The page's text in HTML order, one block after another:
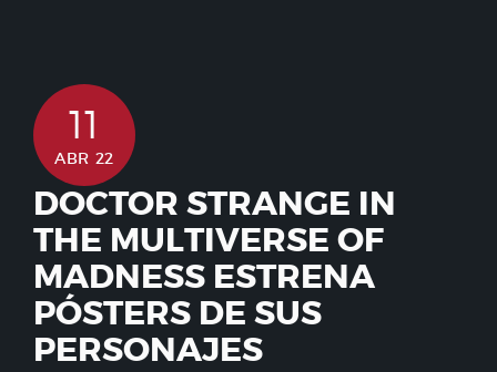
11
ABR 22
DOCTOR STRANGE IN
THE MULTIVERSE OF
MADNESS ESTRENA
PÓSTERS DE SUS
PERSONAJES